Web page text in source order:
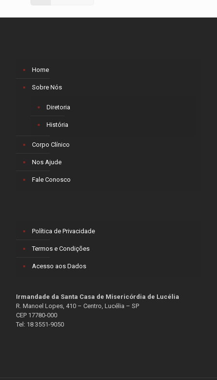
Home
Sobre Nós
Diretoria
História
Corpo Clínico
Nos Ajude
Fale Conosco
Política de Privacidade
Termos e Condições
Acesso aos Dados
Irmandade da Santa Casa de Misericórdia de Lucélia
R. Manoel Lopes, 410 – Centro, Lucélia – SP
CEP 17780-000
Tel: 18 3551-9050